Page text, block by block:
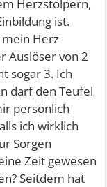
Herzstolpern,
ist.
Herz
Auslöser von 2
sogar 3. Ich
darf den Teufel
persönlich
ich wirklich
Sorgen
Zeit gewesen
Seitdem hat